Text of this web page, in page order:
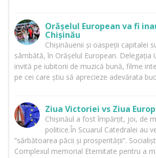
Orășelul European va fi
Chișinău
Chișinăuenii și oaspeții capitalei
sâmbătă, în Orășelul European. Delegația
invită pe iubitorii de muzică bună, filme
pe cei care știu să aprecieze adevărata
Ziua Victoriei vs Ziua
Chișinăul a fost împărțit, joi, de
politice.În Scuarul Catedralei au
”sărbătoarea păcii și prosperității”.
Complexul memorial Eternitate pentru a